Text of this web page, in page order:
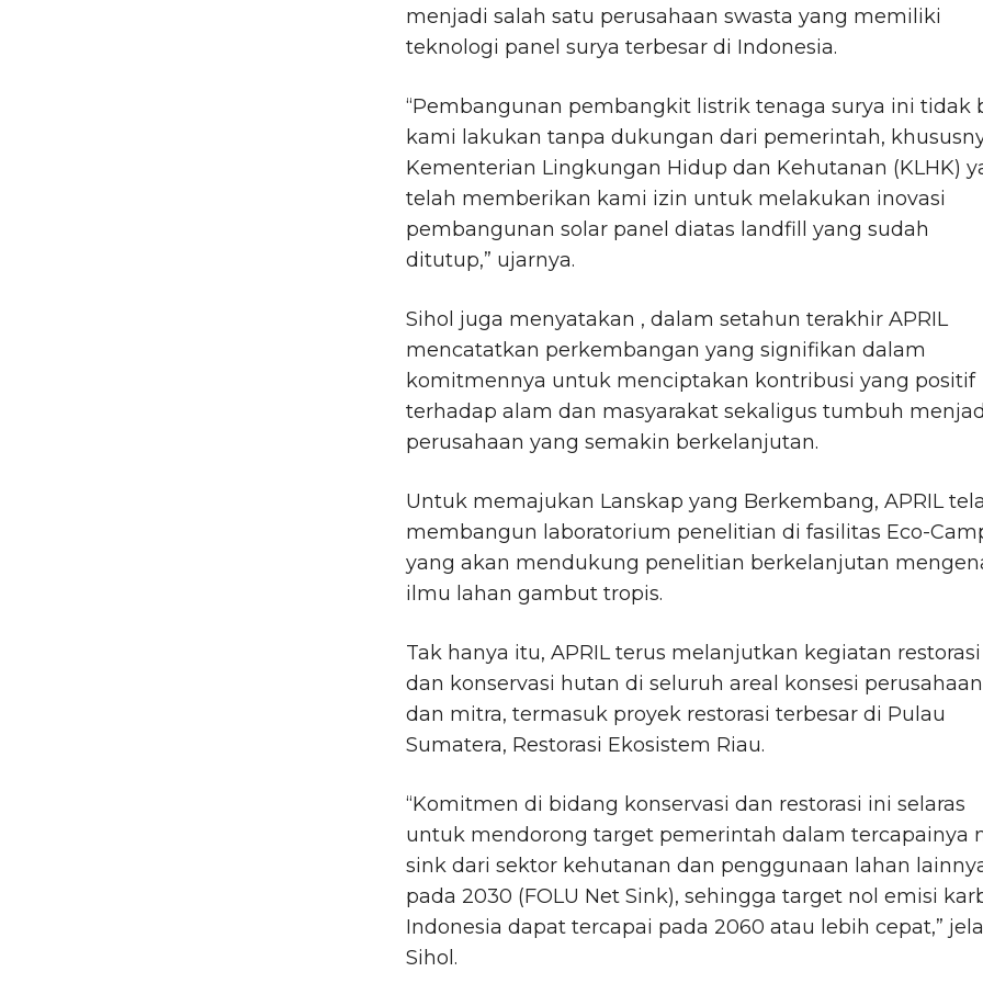
menjadi salah satu perusahaan swasta yang memiliki
teknologi panel surya terbesar di Indonesia.
“Pembangunan pembangkit listrik tenaga surya ini tidak
kami lakukan tanpa dukungan dari pemerintah,
Kementerian Lingkungan Hidup dan Kehutanan (KLHK)
telah memberikan kami izin untuk melakukan inovasi
pembangunan solar panel diatas landfill yang sudah
ditutup,” ujarnya.
Sihol juga menyatakan , dalam setahun terakhir APRIL
mencatatkan perkembangan yang signifikan dalam
komitmennya untuk menciptakan kontribusi yang positif
terhadap alam dan masyarakat sekaligus tumbuh
perusahaan yang semakin berkelanjutan.
Untuk memajukan Lanskap yang Berkembang, APRIL
membangun laboratorium penelitian di fasilitas Eco-
yang akan mendukung penelitian berkelanjutan
ilmu lahan gambut tropis.
Tak hanya itu, APRIL terus melanjutkan kegiatan restorasi
dan konservasi hutan di seluruh areal konsesi perusahaan
dan mitra, termasuk proyek restorasi terbesar di Pulau
Sumatera, Restorasi Ekosistem Riau.
“Komitmen di bidang konservasi dan restorasi ini selaras
untuk mendorong target pemerintah dalam tercapainya
sink dari sektor kehutanan dan penggunaan lahan
pada 2030 (FOLU Net Sink), sehingga target nol emisi
Indonesia dapat tercapai pada 2060 atau lebih cepat,”
Sihol.